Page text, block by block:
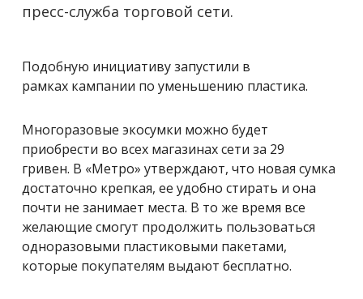
пресс-служба торговой сети.
Подобную инициативу запустили в
рамках кампании по уменьшению пластика.
Многоразовые экосумки можно будет
приобрести во всех магазинах сети за 29
гривен. В «Метро» утверждают, что новая сумка
достаточно крепкая, ее удобно стирать и она
почти не занимает места. В то же время все
желающие смогут продолжить пользоваться
одноразовыми пластиковыми пакетами,
которые покупателям выдают бесплатно.